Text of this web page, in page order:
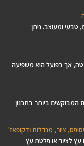
ומעוצב. ניתן
אך בפועל היא משפיעה
ביותר בתכנון
ציור, מנדלות ודקופאז'
לציור או פלטת עץ